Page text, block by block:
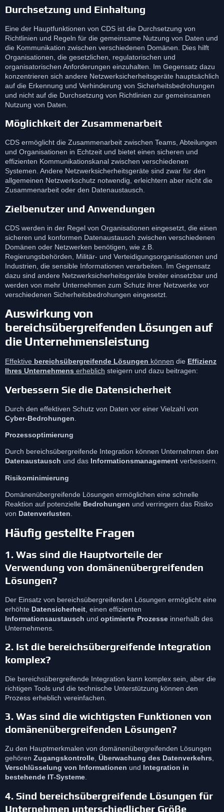
Durchsetzung und Einhaltung
Eine der Hauptfunktionen von CDS ist die Durchsetzung von
Richtlinien und Regeln für die gemeinsame Nutzung von Daten und
die Kommunikation zwischen verschiedenen Domänen. Dies hilft
Organisationen, die gesetzlichen, regulatorischen und
organisatorischen Anforderungen einzuhalten. Im Gegensatz dazu
konzentrieren sich andere Netzwerksicherheitsgeräte hauptsächlich
auf die Erkennung und Verhinderung von Sicherheitsbedrohungen
und nicht auf die Durchsetzung von Richtlinien zur gemeinsamen
Nutzung von Daten.
Möglichkeit der Zusammenarbeit
CDS ermöglicht die Zusammenarbeit zwischen Teams, Abteilungen
und Organisationen in Echtzeit und bietet einen sicheren und
effizienten Kommunikationskanal zwischen verschiedenen
Systemen. Andere Netzwerksicherheitsgeräte sind zwar für den
allgemeinen Netzwerkschutz notwendig, erleichtern aber nicht die
Zusammenarbeit oder den Datenaustausch.
Zielbenutzer und Anwendungen
CDS werden in der Regel von Organisationen eingesetzt, die einen
sicheren und konformen Datenaustausch zwischen verschiedenen
Domänen oder Netzwerken benötigen, wie z.B.
Regierungsbehörden, Militär- und Verteidigungsorganisationen und
Industrien, die sensible Informationen verarbeiten. Im Gegensatz
dazu sind andere Netzwerksicherheitsgeräte breiter einsetzbar und
werden von mehr Unternehmen zum Schutz ihrer Netzwerke vor
verschiedenen Sicherheitsbedrohungen eingesetzt.
Auswirkung von
bereichsübergreifenden Lösungen auf
die Unternehmensleistung
Effektive bereichsübergreifende Lösungen können die Effizienz
Ihres Unternehmens erheblich steigern und dazu beitragen:
Verbessern Sie die Datensicherheit
Durch den effektiven Schutz von Daten vor einer Vielzahl von
Cyber-Bedrohungen
Prozessoptimierung
Durch bereichsübergreifende Integration können Unternehmen den
Datenaustausch und das Informationsmanagement verbessern.
Risikominimierung
Domänenübergreifende Lösungen ermöglichen eine schnelle
Reaktion auf potenzielle Bedrohungen und verringern das Risiko
von Datenverlusten
Häufig gestellte Fragen
1. Was sind die Hauptvorteile der
Verwendung von domänenübergreifenden
Lösungen?
Der Einsatz von bereichsübergreifenden Lösungen ermöglicht eine
erhöhte Datensicherheit , einen effizienten
Informationsaustausch und optimierte Prozesse innerhalb des
Unternehmens.
2. Ist die bereichsübergreifende Integration
komplex?
Die bereichsübergreifende Integration kann komplex sein, aber die
richtigen Tools und die technische Unterstützung können den
Prozess erheblich vereinfachen.
3. Was sind die wichtigsten Funktionen von
domänenübergreifenden Lösungen?
Zu den Hauptmerkmalen von domänenübergreifenden Lösungen
gehören Zugangskontrolle, Überwachung des Datenverkehrs,
Verschlüsselung von Informationen und Integration in
bestehende IT-Systeme.
4. Sind bereichsübergreifende Lösungen für
Unternehmen unterschiedlicher Größe